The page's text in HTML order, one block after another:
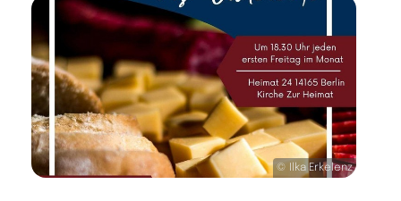
© Ilka Erkelenz